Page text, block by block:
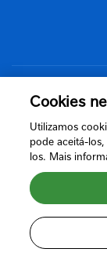
Cookies
Utilizamos
pode aceitá-
los. Mais